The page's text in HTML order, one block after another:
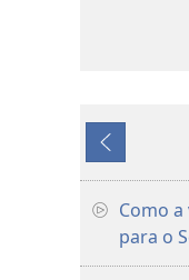
Anterior
Como
para o